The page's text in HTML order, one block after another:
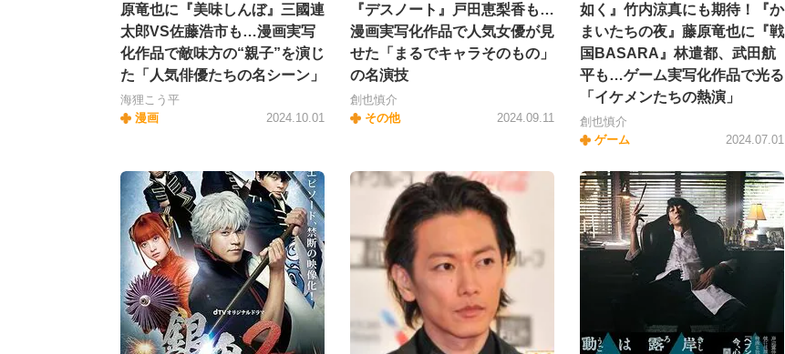
原竜也に『美味しんぼ』三國連
太郎VS佐藤浩市も…漫画実写
化作品で敵味方の“親子”を演じ
た「人気俳優たちの名シーン」
海狸こう平
漫画
2024.10.01
『デスノート』戸田恵梨香も…
漫画実写化作品で人気女優が見
せた「まるでキャラそのもの」
の名演技
創也慎介
その他
2024.09.11
如く』竹内涼真にも期待！『か
まいたちの夜』藤原竜也に『戦
国BASARA』林遣都、武田航
平も…ゲーム実写化作品で光る
「イケメンたちの熱演」
創也慎介
ゲーム
2024.07.01